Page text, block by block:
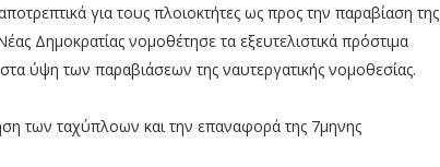
για τους πλοιοκτήτες ως προς την παραβίαση της
Δημοκρατίας νομοθέτησε τα εξευτελιστικά πρόστιμα
ύψη των παραβιάσεων της ναυτεργατικής νομοθεσίας.
των ταχύπλοων και την επαναφορά της 7μηνης